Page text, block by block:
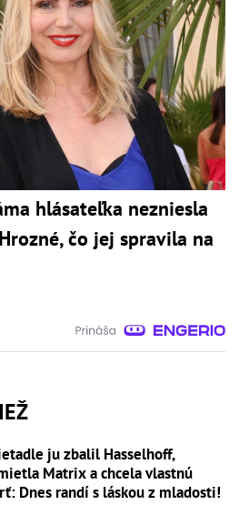
hlásateľka nezniesla
čo jej spravila na
ju zbalil Hasselhoff,
Matrix a chcela vlastnú
Dnes randí s láskou z mladosti!